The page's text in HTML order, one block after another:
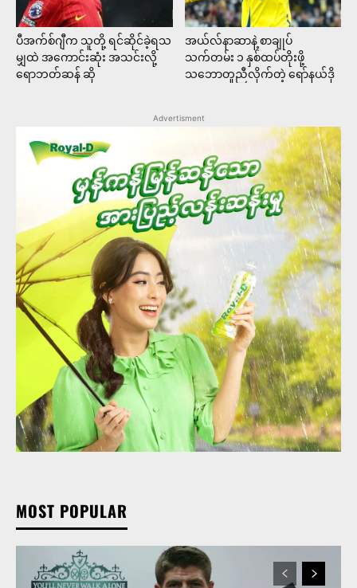
ပီအက်စ်ဂျီက သူတို့ ရင်ဆိုင်ခဲ့ရသ
မျှထဲ အကောင်းဆုံး အသင်းလို့
ရောဘတ်ဆန် ဆို
အယ်လ်နာဆာနဲ့ စာချုပ်
သက်တမ်း ၁ နှစ်ထပ်တိုးဖို့
သဘောတူညီလိုက်တဲ့ ရော်နယ်ဒို
Advertisment
MOST POPULAR